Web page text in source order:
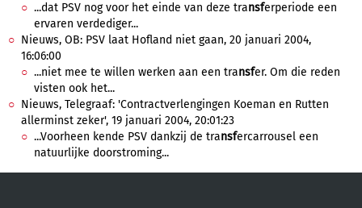
...dat PSV nog voor het einde van deze transferperiode een
ervaren verdediger...
Nieuws, OB: PSV laat Hofland niet gaan, 20 januari 2004,
16:06:00
...niet mee te willen werken aan een transfer. Om die reden
visten ook het...
Nieuws, Telegraaf: 'Contractverlengingen Koeman en Rutten
allerminst zeker', 19 januari 2004, 20:01:23
...Voorheen kende PSV dankzij de transfercarrousel een
natuurlijke doorstroming...